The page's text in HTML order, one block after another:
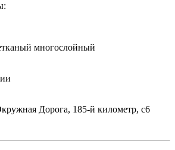
многослойный
Дорога, 185-й километр, с6